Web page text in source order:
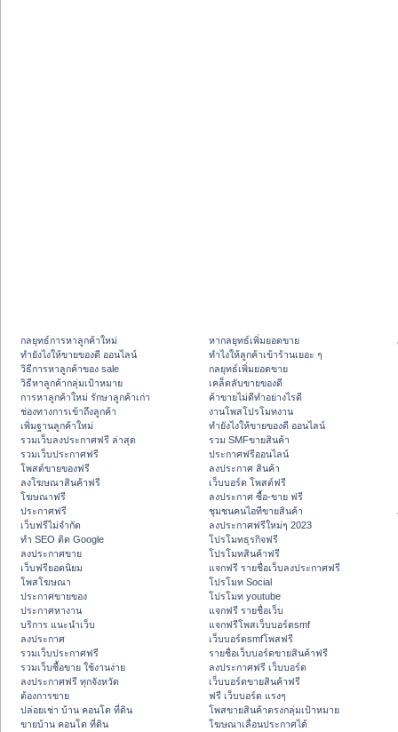
กลยุทธ์การหาลูกค้าใหม่
ทํายังไงให้ขายของดี ออนไลน์
วิธีการหาลูกค้าของ sale
วิธีหาลูกค้ากลุ่มเป้าหมาย
การหาลูกค้าใหม่ รักษาลูกค้าเก่า
ช่องทางการเข้าถึงลูกค้า
เพิ่มฐานลูกค้าใหม่
รวมเว็บลงประกาศฟรี ล่าสุด
รวมเว็บประกาศฟรี
โพสต์ขายของฟรี
ลงโฆษณาสินค้าฟรี
โฆษณาฟรี
ประกาศฟรี
เว็บฟรีไม่จำกัด
ทำ SEO ติด Google
ลงประกาศขาย
เว็บฟรียอดนิยม
โพสโฆษณา
ประกาศขายของ
ประกาศหางาน
บริการ แนะนำเว็บ
ลงประกาศ
รวมเว็บประกาศฟรี
รวมเว็บซื้อขาย ใช้งานง่าย
ลงประกาศฟรี ทุกจังหวัด
ต้องการขาย
ปล่อยเช่า บ้าน คอนโด ที่ดิน
ขายบ้าน คอนโด ที่ดิน
หากลยุทธ์เพิ่มยอดขาย
ทําไงให้ลูกค้าเข้าร้านเยอะ ๆ
กลยุทธ์เพิ่มยอดขาย
เคล็ดลับขายของดี
ค้าขายไม่ดีทำอย่างไรดี
งานโพสโปรโมทงาน
ทํายังไงให้ขายของดี ออนไลน์
รวม SMFขายสินค้า
ประกาศฟรีออนไลน์
ลงประกาศ สินค้า
เว็บบอร์ด โพสต์ฟรี
ลงประกาศ ซื้อ-ขาย ฟรี
ชุมชนคนไอทีขายสินค้า
ลงประกาศฟรีใหม่ๆ 2023
โปรโมทธุรกิจฟรี
โปรโมทสินค้าฟรี
แจกฟรี รายชื่อเว็บลงประกาศฟรี
โปรโมท Social
โปรโมท youtube
แจกฟรี รายชื่อเว็บ
แจกฟรีโพสเว็บบอร์ดsmf
เว็บบอร์ดsmfโพสฟรี
รายชื่อเว็บบอร์ดขายสินค้าฟรี
ลงประกาศฟรี เว็บบอร์ด
เว็บบอร์ดขายสินค้าฟรี
ฟรี เว็บบอร์ด แรงๆ
โพสขายสินค้าตรงกลุ่มเป้าหมาย
โฆษณาเลื่อนประกาศได้